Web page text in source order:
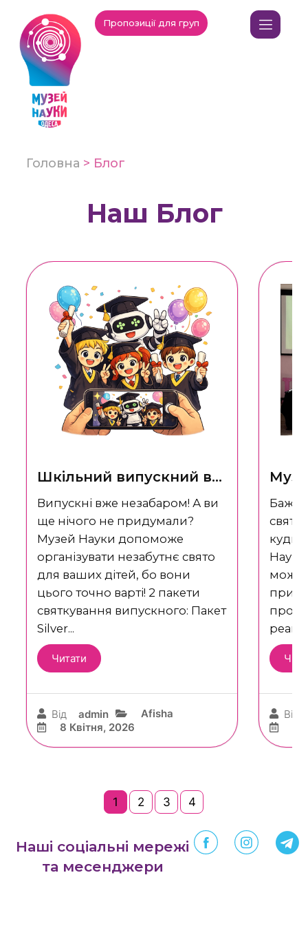
Пропозиції для груп
Головна > Блог
Наш Блог
Шкільний випускний в
Музеї Науки
Від
admin
8 Квітня, 2026
Afisha
Випускні вже незабаром! А ви
ще нічого не придумали?
Музей Науки допоможе
організувати незабутнє свято
для ваших дітей, бо вони
цього точно варті! 2 пакети
святкування випускного: Пакет
Silver...
Читати
Від
свято,
1 2 3 4
Наші соціальні мережі
та месенджери